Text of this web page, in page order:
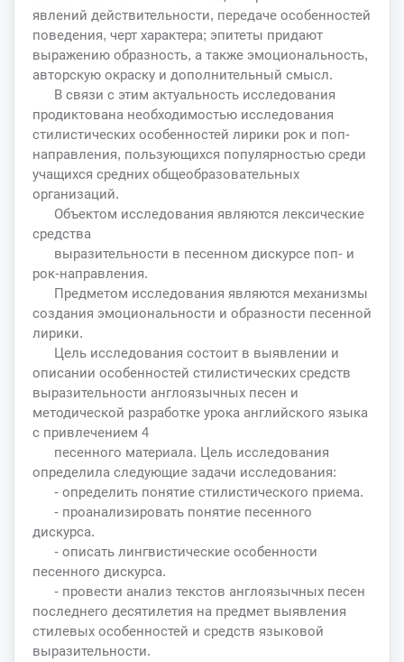
явлений действительности, передаче особенностей
поведения, черт характера; эпитеты придают
выражению образность, а также эмоциональность,
авторскую окраску и дополнительный смысл.
В связи с этим актуальность исследования
продиктована необходимостью исследования
стилистических особенностей лирики рок и поп-
направления, пользующихся популярностью среди
учащихся средних общеобразовательных
организаций.
Объектом исследования являются лексические
средства
выразительности в песенном дискурсе поп- и
рок-направления.
Предметом исследования являются механизмы
создания эмоциональности и образности песенной
лирики.
Цель исследования состоит в выявлении и
описании особенностей стилистических средств
выразительности англоязычных песен и
методической разработке урока английского языка
с привлечением 4
песенного материала. Цель исследования
определила следующие задачи исследования:
- определить понятие стилистического приема.
- проанализировать понятие песенного
дискурса.
- описать лингвистические особенности
песенного дискурса.
- провести анализ текстов англоязычных песен
последнего десятилетия на предмет выявления
стилевых особенностей и средств языковой
выразительности.